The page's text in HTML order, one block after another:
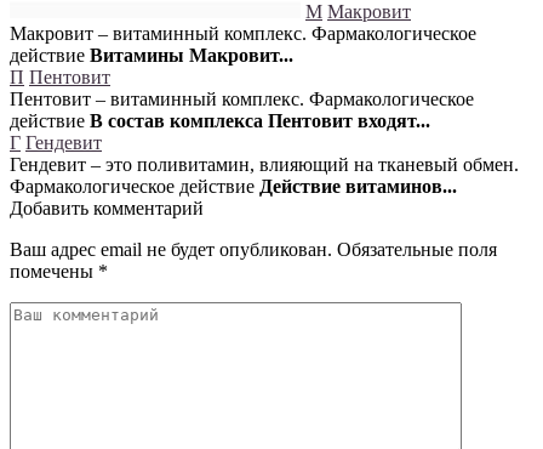
М Макровит
Макровит – витаминный комплекс. Фармакологическое
действие Витамины Макровит...
П Пентовит
Пентовит – витаминный комплекс. Фармакологическое
действие В состав комплекса Пентовит входят...
Г Гендевит
Гендевит – это поливитамин, влияющий на тканевый обмен.
Фармакологическое действие Действие витаминов...
Добавить комментарий
Ваш адрес email не будет опубликован. Обязательные поля
помечены *